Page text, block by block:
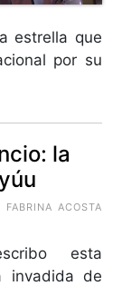
estrella que
por su
la
FABRINA ACOSTA
esta
invadida de